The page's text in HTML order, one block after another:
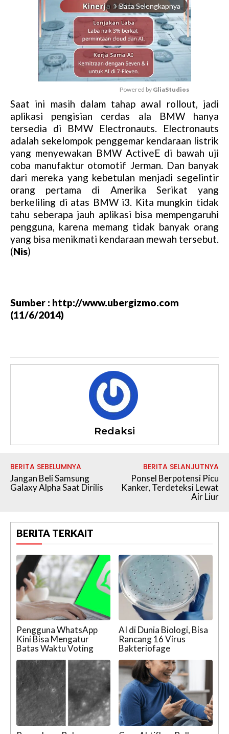
arrow_forward_ios Baca Selengkapnya
M
t
e
Powered by GliaStudios
Saat ini masih dalam tahap awal rollout, jadi
aplikasi pengisian cerdas ala BMW hanya
tersedia di BMW Electronauts. Electronauts
adalah sekelompok penggemar kendaraan listrik
yang menyewakan BMW ActiveE di bawah uji
coba manufaktur otomotif Jerman. Dan banyak
dari mereka yang kebetulan menjadi segelintir
orang pertama di Amerika Serikat yang
berkeliling di atas BMW i3. Kita mungkin tidak
tahu seberapa jauh aplikasi bisa mempengaruhi
pengguna, karena memang tidak banyak orang
yang bisa menikmati kendaraan mewah tersebut.
(Nis)
Sumber : http://www.ubergizmo.com
(11/6/2014)
Redaksi
BERITA SEBELUMNYA
Jangan Beli Samsung
Galaxy Alpha Saat Dirilis
BERITA SELANJUTNYA
Ponsel Berpotensi Picu
Kanker, Terdeteksi Lewat
Air Liur
BERITA TERKAIT
Pengguna WhatsApp
Kini Bisa Mengatur
Batas Waktu Voting
AI di Dunia Biologi, Bisa
Rancang 16 Virus
Bakteriofage